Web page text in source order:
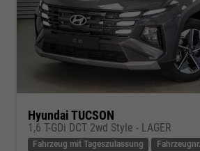
Hyundai TUCSON
1,6 T-GDi DCT 2wd Style - LAGER
Fahrzeug mit Tageszulassung